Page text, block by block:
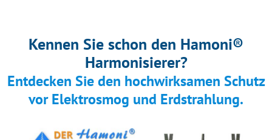
Kennen Sie schon den Hamoni®
Harmonisierer?
Entdecken Sie den hochwirksamen Schutz
vor Elektrosmog und Erdstrahlung.